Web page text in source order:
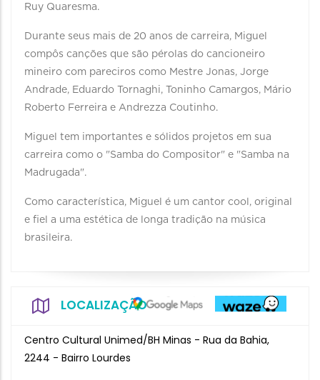
Ruy Quaresma.
Durante seus mais de 20 anos de carreira, Miguel
compôs canções que são pérolas do cancioneiro
mineiro com pareciros como Mestre Jonas, Jorge
Andrade, Eduardo Tornaghi, Toninho Camargos, Mário
Roberto Ferreira e Andrezza Coutinho.
Miguel tem importantes e sólidos projetos em sua
carreira como o "Samba do Compositor" e "Samba na
Madrugada".
Como característica, Miguel é um cantor cool, original
e fiel a uma estética de longa tradição na música
brasileira.
LOCALIZAÇÃO
Centro Cultural Unimed/BH Minas - Rua da Bahia,
2244 - Bairro Lourdes